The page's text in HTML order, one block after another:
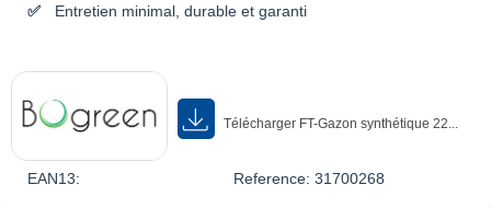
Entretien minimal, durable et garanti
Télécharger FT-Gazon synthétique 22...
EAN13: Reference: 31700268